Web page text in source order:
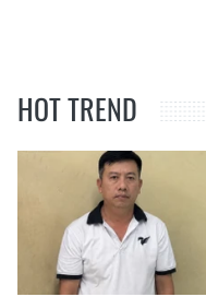
HOT TREND